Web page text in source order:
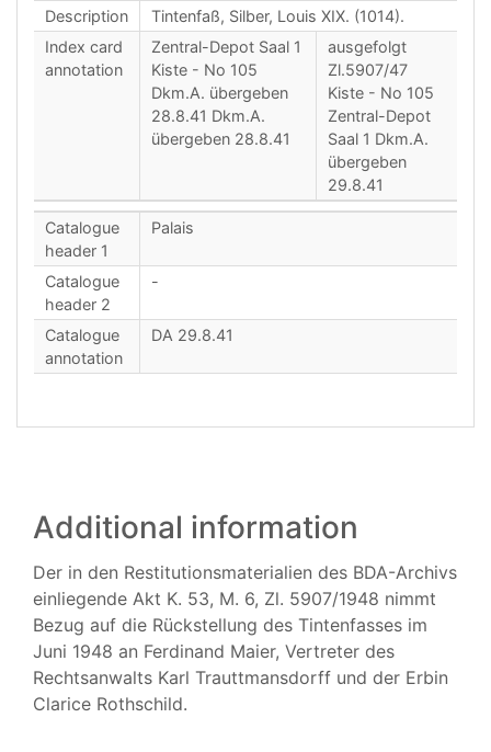
Description
Tintenfaß, Silber, Louis XIX. (1014).
Index card
annotation
Zentral-Depot Saal 1
Kiste - No 105
Dkm.A. übergeben
28.8.41 Dkm.A.
übergeben 28.8.41
ausgefolgt
Zl.5907/47
Kiste - No 105
Zentral-Depot
Saal 1 Dkm.A.
übergeben
29.8.41
Catalogue
header 1
Palais
Catalogue
header 2
-
Catalogue
annotation
DA 29.8.41
Additional information
Der in den Restitutionsmaterialien des BDA-Archivs
einliegende Akt K. 53, M. 6, Zl. 5907/1948 nimmt
Bezug auf die Rückstellung des Tintenfasses im
Juni 1948 an Ferdinand Maier, Vertreter des
Rechtsanwalts Karl Trauttmansdorff und der Erbin
Clarice Rothschild.